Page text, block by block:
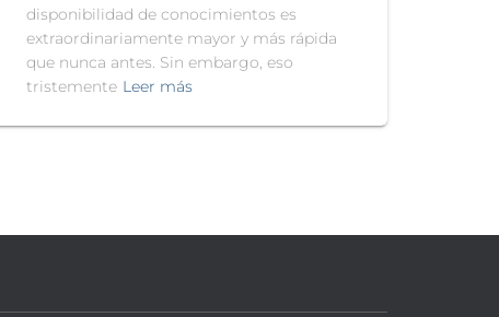
disponibilidad de conocimientos es
extraordinariamente mayor y más rápida
que nunca antes. Sin embargo, eso
tristemente Leer más